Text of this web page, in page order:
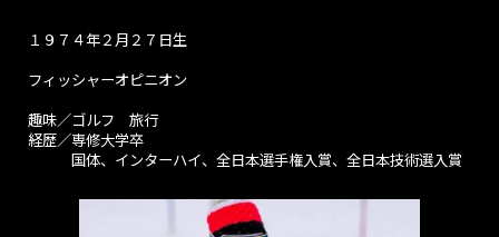
１９ ７４年２ 月 ２７ 日生
フィッシャーオピニオン
趣味／ゴルフ 旅行
経歴／専修大学卒
国体、インターハイ、全日本選手権入賞、全日本技術選入賞